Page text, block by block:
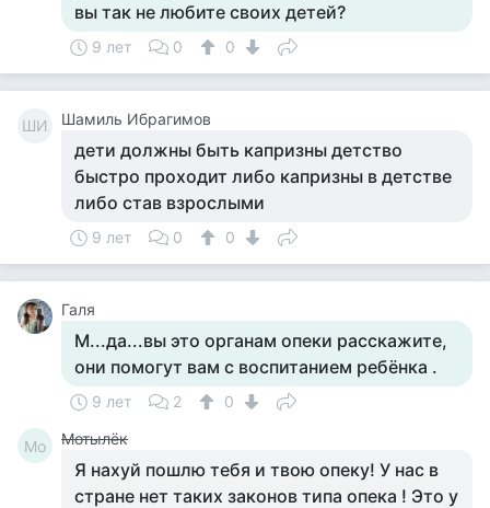
вы так не любите своих детей?
9 лет 0 0
ШИ Шамиль Ибрагимов
дети должны быть капризны детство
быстро проходит либо капризны в детстве
либо став взрослыми
9 лет 0 0
Галя
М...да...вы это органам опеки расскажите,
они помогут вам с воспитанием ребёнка .
9 лет 2 0
Мо Мотылёк
Я нахуй пошлю тебя и твою опеку! У нас в
стране нет таких законов типа опека ! Это у